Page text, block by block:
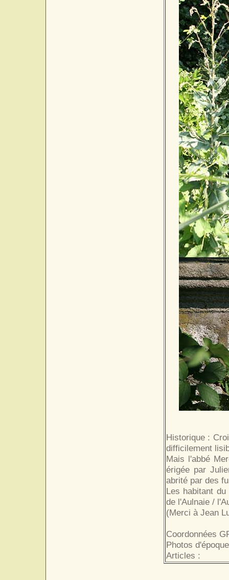
Historique :
difficilement
Mais l'abbé
érigée par
abrité par des
Les habitant
de l'Aulnaie /
(Merci à Jean
Coordonnées
Photos
Articles :